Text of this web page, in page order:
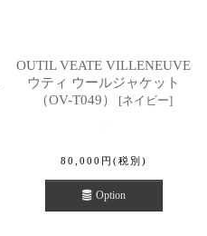
OUTIL VEATE VILLENEUVE
ウティ ウールジャケット
（OV-T049）
[ネイビー]
80,000 円 (税別)
Option